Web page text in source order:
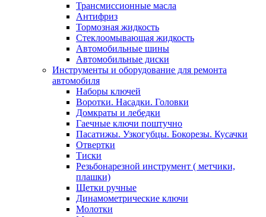
Трансмиссионные масла
Антифриз
Тормозная жидкость
Стеклоомывающая жидкость
Автомобильные шины
Автомобильные диски
Инструменты и оборудование для ремонта
автомобиля
Наборы ключей
Воротки. Насадки. Головки
Домкраты и лебедки
Гаечные ключи поштучно
Пасатижы. Узкогубцы. Бокорезы. Кусачки
Отвертки
Тиски
Резьбонарезной инструмент ( метчики,
плашки)
Щетки ручные
Динамометрические ключи
Молотки